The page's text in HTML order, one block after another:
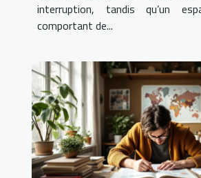
interruption, tandis qu’un
comportant de...